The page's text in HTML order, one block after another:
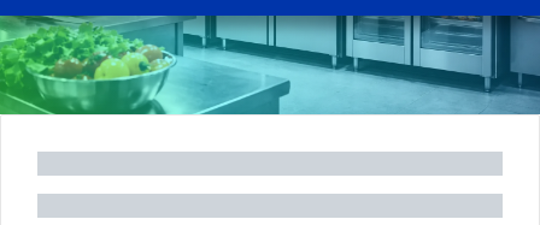
FECHAR